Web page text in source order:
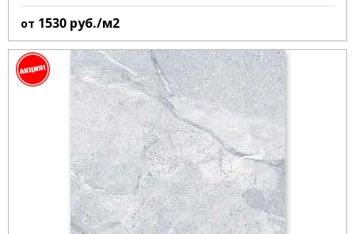
от 1530 руб./м2